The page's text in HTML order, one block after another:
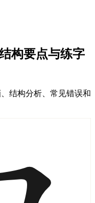
构要点与练字
结构分析、常见错误和